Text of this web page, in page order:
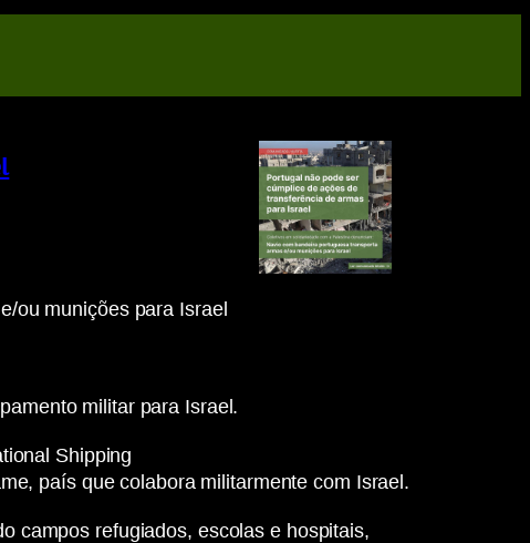
ou munições para Israel
militar para Israel.
Shipping
país que colabora militarmente com Israel.
campos refugiados, escolas e hospitais,